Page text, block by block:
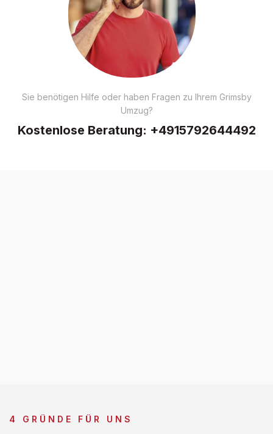
Sie benötigen Hilfe oder haben Fragen zu Ihrem Grimsby
Umzug?
Kostenlose Beratung: +4915792644492
4 GRÜNDE FÜR UNS